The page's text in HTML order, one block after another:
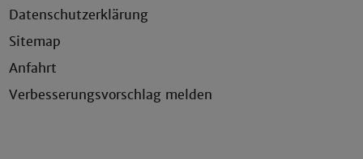
Datenschutzerklärung
Sitemap
Anfahrt
Verbesserungsvorschlag melden